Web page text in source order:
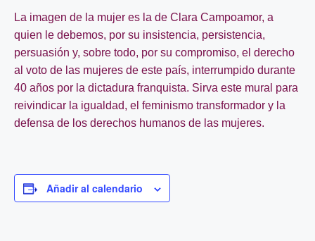
La imagen de la mujer es la de Clara Campoamor, a
quien le debemos, por su insistencia, persistencia,
persuasión y, sobre todo, por su compromiso, el derecho
al voto de las mujeres de este país, interrumpido durante
40 años por la dictadura franquista. Sirva este mural para
reivindicar la igualdad, el feminismo transformador y la
defensa de los derechos humanos de las mujeres.
Añadir al calendario